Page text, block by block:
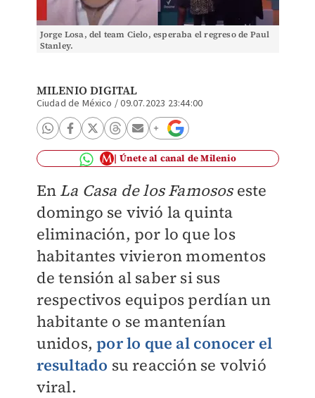
Jorge Losa, del team Cielo, esperaba el regreso de Paul
Stanley.
MILENIO DIGITAL
Ciudad de México /09.07.2023 23:44:00
Únete al canal de Milenio
En La Casa de los Famososeste
domingo se vivió la quinta
eliminación, por lo que los
habitantes vivieron momentos
de tensión al saber si sus
respectivos equipos perdían un
habitante o se mantenían
unidos,por lo que al conocer el
resultado su reacción se volvió
viral.